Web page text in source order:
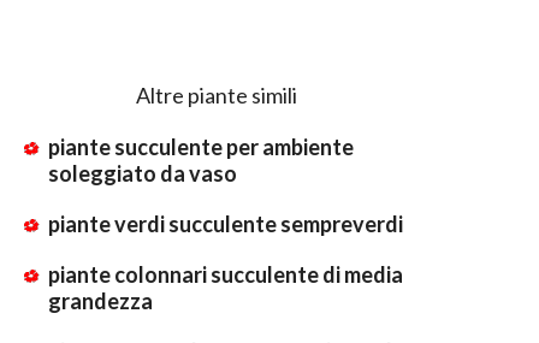
Altre piante simili
piante succulente per ambiente
soleggiato da vaso
piante verdi succulente sempreverdi
piante colonnari succulente di media
grandezza